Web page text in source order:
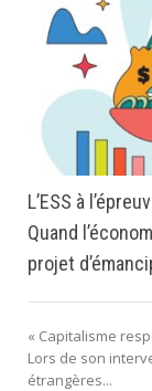
L’ESS à
Quand
projet
« Capitalisme
Lors de son
étrangères...